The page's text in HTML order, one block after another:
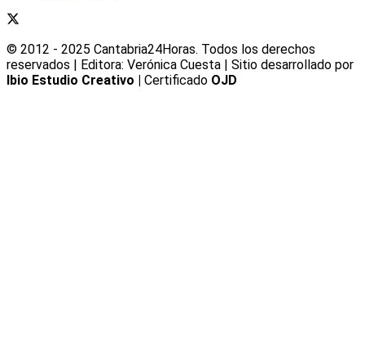
© 2012 - 2025 Cantabria24Horas. Todos los derechos
reservados | Editora: Verónica Cuesta | Sitio desarrollado por
Ibio Estudio Creativo | Certificado OJD